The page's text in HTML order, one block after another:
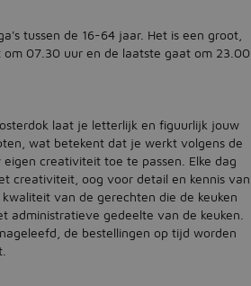
tussen de 16-64 jaar. Het is een groot,
07.30 uur en de laatste gaat om 23.00
laat je letterlijk en figuurlijk jouw
wat betekent dat je werkt volgens de
creativiteit toe te passen. Elke dag
creativiteit, oog voor detail en kennis van
van de gerechten die de keuken
gedeelte van de keuken.
de bestellingen op tijd worden